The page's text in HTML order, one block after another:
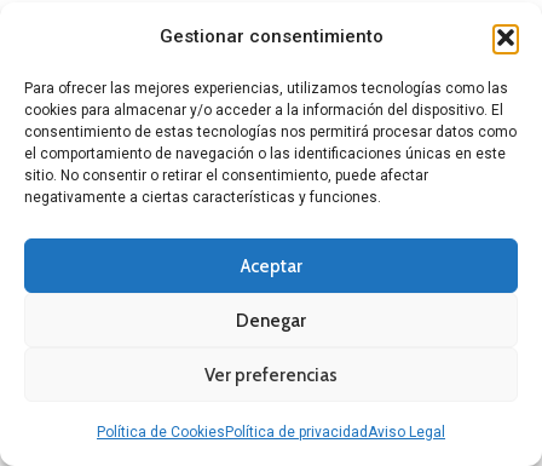
Gestionar consentimiento
Para ofrecer las mejores experiencias, utilizamos tecnologías como las
cookies para almacenar y/o acceder a la información del dispositivo. El
consentimiento de estas tecnologías nos permitirá procesar datos como
el comportamiento de navegación o las identificaciones únicas en este
sitio. No consentir o retirar el consentimiento, puede afectar
negativamente a ciertas características y funciones.
Aceptar
Denegar
Ver preferencias
Política de Cookies Política de privacidadAviso Legal